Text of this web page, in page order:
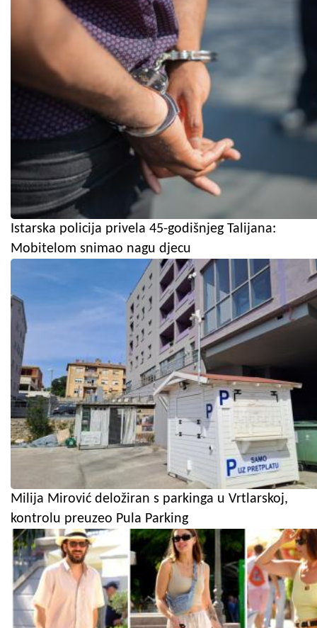
Istarska policija privela 45-godišnjeg Talijana:
Mobitelom snimao nagu djecu
Milija Mirović deložiran s parkinga u Vrtlarskoj,
kontrolu preuzeo Pula Parking